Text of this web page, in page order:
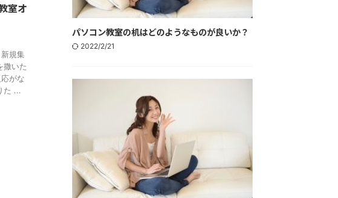
室オ
規集
撒いた
がな
た ...
パソコン教室の机はどのようなものが良いか？
2022/2/21